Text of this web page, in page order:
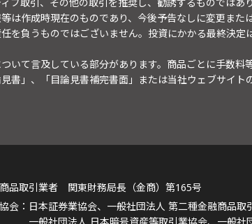
は作成時現在のものであり、今後予告なしに変更また
を負うものではございません。投資にかかる最終決
いて言及している部分があります。商品ごとに手数料
書」、「目論見書補完書面」または当社ウェブサイト
品取引業者 関東財務局長（金商）第165号
日本証券業協会、一般社団法人 第二種金融商品取